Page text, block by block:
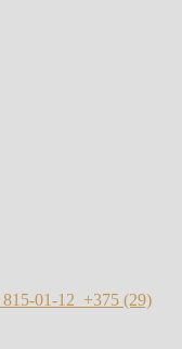
815-01-12 +375 (29)